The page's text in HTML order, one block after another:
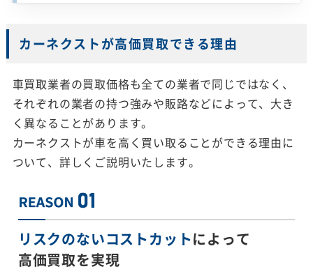
カーネクストが高価買取できる理由
車買取業者の買取価格も全ての業者で同じではなく、
それぞれの業者の持つ強みや販路などによって、大き
く異なることがあります。
カーネクストが車を高く買い取ることができる理由に
ついて、詳しくご説明いたします。
リスクのないコストカットによって
高価買取を実現